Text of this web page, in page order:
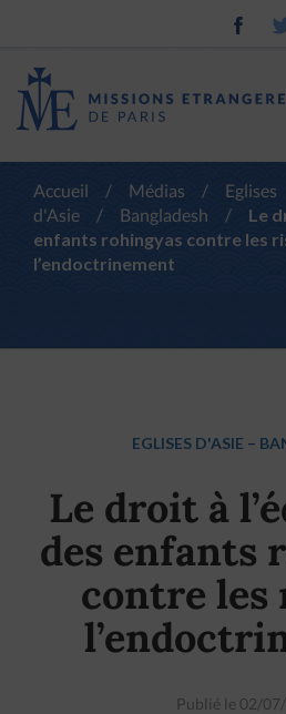
Accueil / Médias /
Eglises
d'Asie
/ Bangladesh /
Le
enfants rohingyas contre les
l’endoctrinement
EGLISES D'ASIE –
Le droit à
des enfants
contre les
Publié le 02/